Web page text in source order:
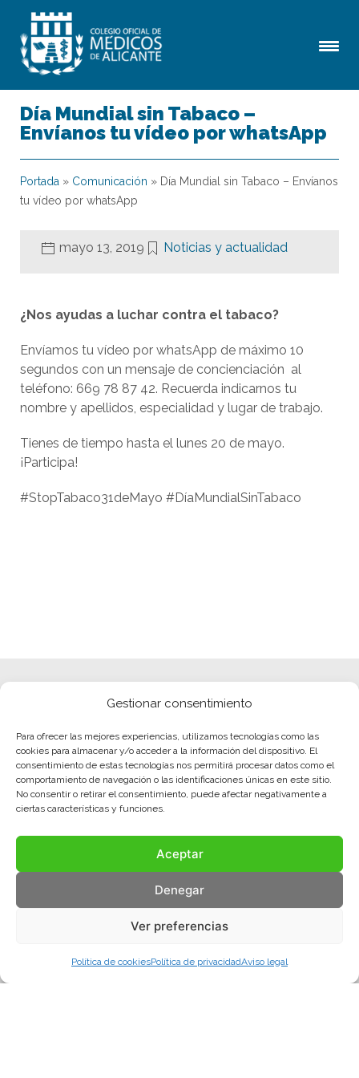
Gestionar consentimiento
Para ofrecer las mejores experiencias, utilizamos tecnologías como las
cookies para almacenar y/o acceder a la información del dispositivo. El
consentimiento de estas tecnologías nos permitirá procesar datos como el
comportamiento de navegación o las identificaciones únicas en este sitio.
No consentir o retirar el consentimiento, puede afectar negativamente a
ciertas características y funciones.
Aceptar
Denegar
Ver preferencias
Política de cookiesPolítica de privacidadAviso legal
Día Mundial sin Tabaco –
Envíanos tu vídeo por whatsApp
Portada » Comunicación » Día Mundial sin Tabaco – Envíanos
tu vídeo por whatsApp
mayo 13, 2019 Noticias y actualidad
¿Nos ayudas a luchar contra el tabaco?
Envíamos tu vídeo por whatsApp de máximo 10
segundos con un mensaje de concienciación al
teléfono: 669 78 87 42. Recuerda indicarnos tu
nombre y apellidos, especialidad y lugar de trabajo.
Tienes de tiempo hasta el lunes 20 de mayo.
¡Participa!
#StopTabaco31deMayo #DíaMundialSinTabaco